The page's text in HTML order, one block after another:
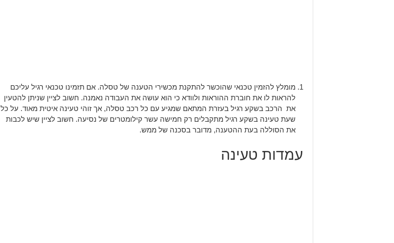
מומלץ להזמין טכנאי שהוכשר להתקנת מכשירי הטענה של טסלה. אם תזמינו טכנאי רגיל עליכם
להראות לו את חוברת ההוראות ולוודא כי הוא עושה את העבודה נאמנה. חשוב לציין שניתן להטעין
את הרכב בשקע רגיל בעזרת המתאם שמגיע עם כל רכב טסלה, אך זוהי טעינה איטית מאוד. על כל
שעת טעינה בשקע רגיל מתקבלים רק חמישה עשר קילומטרים של נסיעה. חשוב לציין שיש לכבות
את הסוללה בעת ההטענה, מדובר בסכנה של ממש.
עמדות טעינה